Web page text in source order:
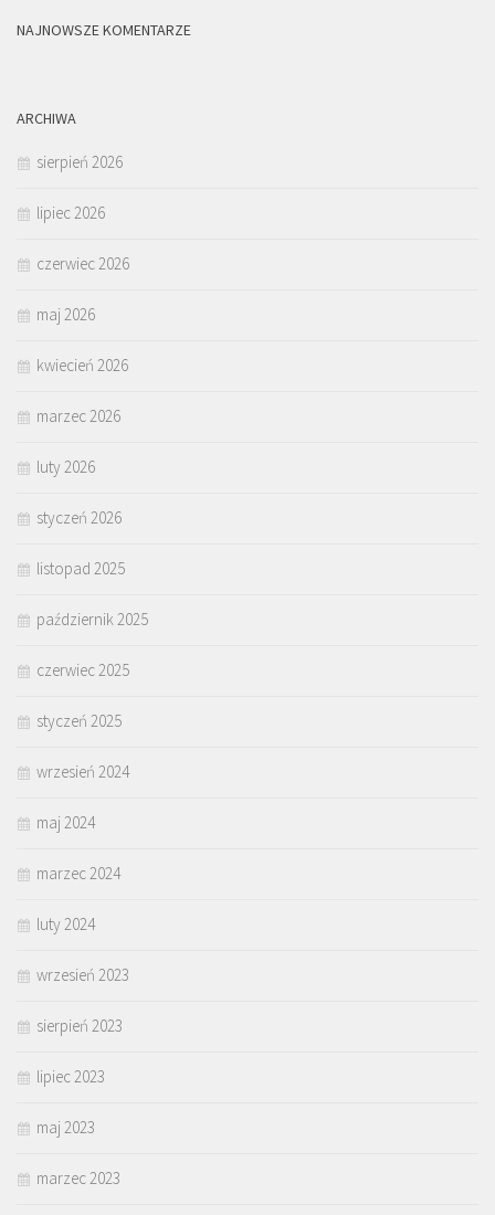
NAJNOWSZE KOMENTARZE
ARCHIWA
sierpień 2026
lipiec 2026
czerwiec 2026
maj 2026
kwiecień 2026
marzec 2026
luty 2026
styczeń 2026
listopad 2025
październik 2025
czerwiec 2025
styczeń 2025
wrzesień 2024
maj 2024
marzec 2024
luty 2024
wrzesień 2023
sierpień 2023
lipiec 2023
maj 2023
marzec 2023